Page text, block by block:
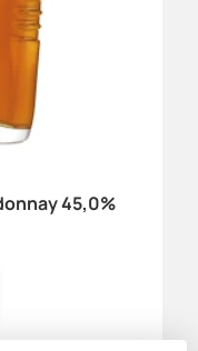
45,0%